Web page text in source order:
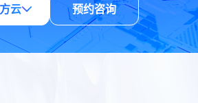
云 预约咨询